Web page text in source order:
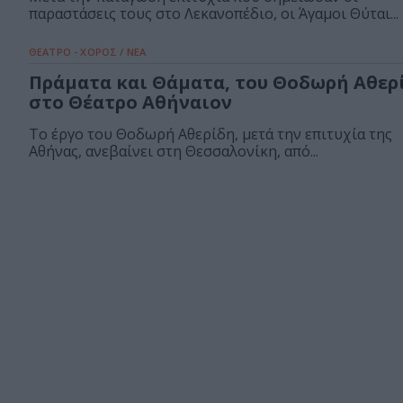
παραστάσεις τους στο Λεκανοπέδιο, οι Άγαμοι Θύται...
ΘΕΑΤΡΟ - ΧΟΡΟΣ / ΝΕΑ
Πράματα και Θάματα, του Θοδωρή
στο Θέατρο Αθήναιον
Το έργο του Θοδωρή Αθερίδη, μετά την επιτυχία της
Αθήνας, ανεβαίνει στη Θεσσαλονίκη, από...